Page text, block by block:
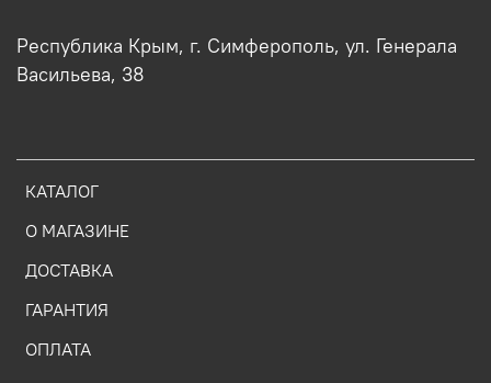
КАТАЛОГ
О МАГАЗИНЕ
ДОСТАВКА
ГАРАНТИЯ
ОПЛАТА
Республика Крым, г. Симферополь, ул. Генерала
Васильева, 38